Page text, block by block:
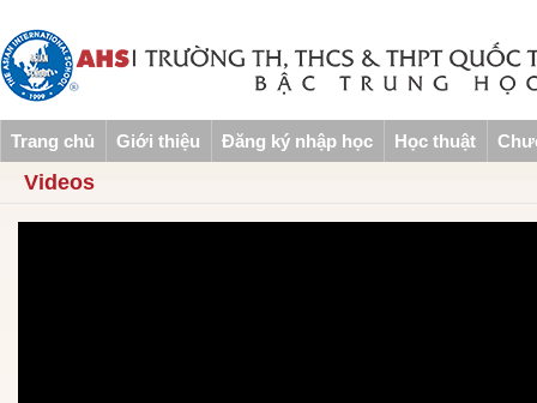
Trang chủ Giới thiệu Đăng ký nhập học Học thuật
Videos